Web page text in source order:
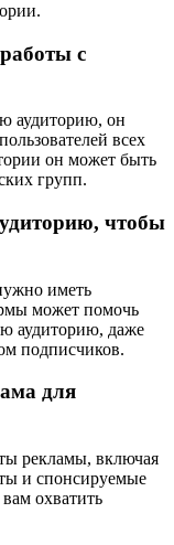
с
аудиторию, он
всех
он может быть
групп.
чтобы
иметь
может помочь
аудиторию, даже
подписчиков.
для
рекламы, включая
и спонсируемые
охватить